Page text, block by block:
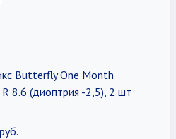
Butterfly One Month
8.6 (диоптрия -2,5), 2 шт